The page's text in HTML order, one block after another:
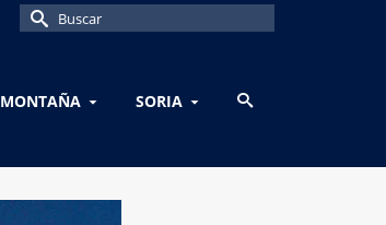
Buscar
MONTAÑA SORIA